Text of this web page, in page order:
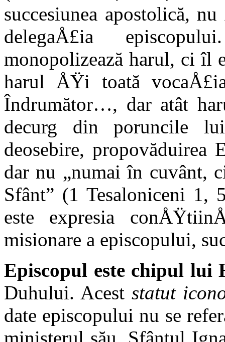
succesiunea apostolică,
delegaÅ£ia
monopolizează harul, ci îl
harul ÅŸi toată
Îndrumător…, dar atât
decurg din poruncile
deosebire, propovăduirea
dar nu „numai în
Sfânt” (1 Tesaloniceni 1,
este expresia
misionare a episcopului,
Episcopul este chipul lui
Duhului. Aceststatut
date episcopului nu se